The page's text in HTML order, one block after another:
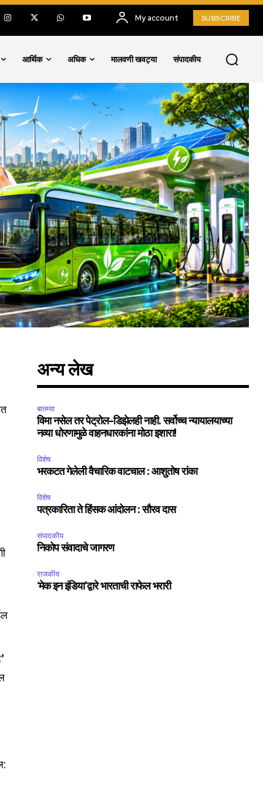
My account SUBSCRIBE
आर्थिक अधिक मालवणी खवट्या संपादकीय
अन्य लेख
बातम्या
विमा नसेल तर पेट्रोल-डिझेलही नाही. सर्वोच्च न्यायालयाच्या
नव्या धोरणामुळे वाहनधारकांना मोठा इशारा!
विशेष
भरकटत गेलेली वैचारिक वाटचाल : आशुतोष रांका
विशेष
पत्रकारिता ते हिंसक आंदोलन : सौरव दास
संपादकीय
निकोप संवादाचे जागरण
राजकीय
‘मेक इन इंडिया’द्वारे भारताची राफेल भरारी